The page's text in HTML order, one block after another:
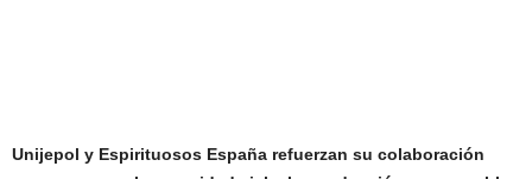
Unijepol y Espirituosos España refuerzan su colaboración